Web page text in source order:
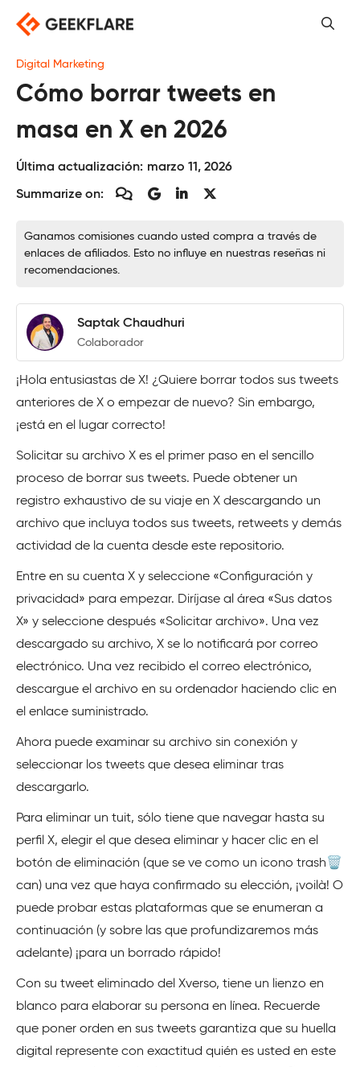
Saltar
contenido
Digital Marketing
Cómo borrar tweets en
masa en X en 2026
Última actualización: marzo 11, 2026
Summarize on:
Ganamos comisiones cuando usted compra a través de
enlaces de afiliados. Esto no influye en nuestras reseñas ni
recomendaciones.
Saptak Chaudhuri
Colaborador
¡Hola entusiastas de X! ¿Quiere borrar todos sus tweets
anteriores de X o empezar de nuevo? Sin embargo,
¡está en el lugar correcto!
Solicitar su archivo X es el primer paso en el sencillo
proceso de borrar sus tweets. Puede obtener un
registro exhaustivo de su viaje en X descargando un
archivo que incluya todos sus tweets, retweets y demás
actividad de la cuenta desde este repositorio.
Entre en su cuenta X y seleccione «Configuración y
privacidad» para empezar. Diríjase al área «Sus datos
X» y seleccione después «Solicitar archivo». Una vez
descargado su archivo, X se lo notificará por correo
electrónico. Una vez recibido el correo electrónico,
descargue el archivo en su ordenador haciendo clic en
el enlace suministrado.
Ahora puede examinar su archivo sin conexión y
seleccionar los tweets que desea eliminar tras
descargarlo.
Para eliminar un tuit, sólo tiene que navegar hasta su
perfil X, elegir el que desea eliminar y hacer clic en el
botón de eliminación (que se ve como un icono trash🗑️
can) una vez que haya confirmado su elección, ¡voilà! O
puede probar estas plataformas que se enumeran a
continuación (y sobre las que profundizaremos más
adelante) ¡para un borrado rápido!
Con su tweet eliminado del Xverso, tiene un lienzo en
blanco para elaborar su persona en línea. Recuerde
que poner orden en sus tweets garantiza que su huella
digital represente con exactitud quién es usted en este